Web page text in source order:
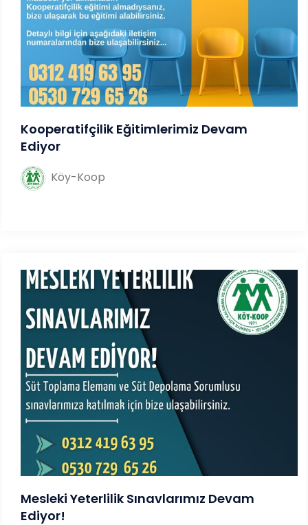
Kooperatifçilik Eğitimlerimiz Devam
Ediyor
Köy-Koop
Mesleki Yeterlilik Sınavlarımız Devam
Ediyor!